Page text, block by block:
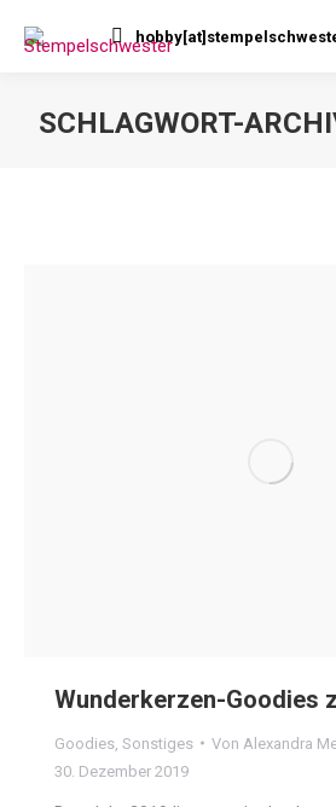
SCHLAGWORT-
Wunderkerzen-Goodies
Goodies Sonstiges Von Alexandra
30. Dezember 2019